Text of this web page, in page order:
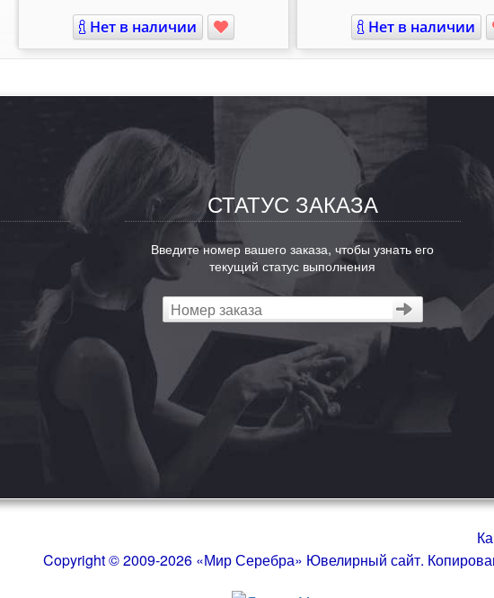
Нет в наличии Нет в наличии
СТАТУС ЗАКАЗА
Введите номер вашего заказа, чтобы узнать его
текущий статус выполнения
Copyright © 2009-2026 «Мир Серебра» Ювелирный сайт.